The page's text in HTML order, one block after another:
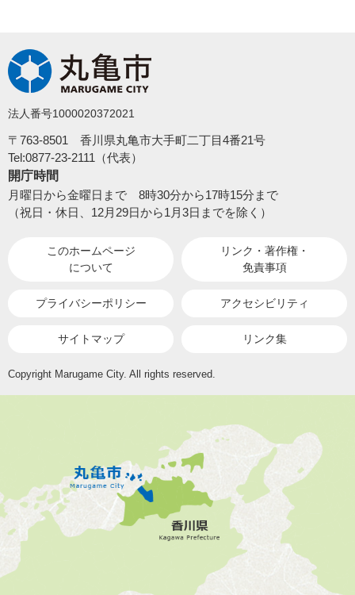
法人番号1000020372021
〒763-8501 香川県丸亀市大手町二丁目4番21号
Tel:0877-23-2111（代表）
開庁時間
月曜日から金曜日まで 8時30分から17時15分まで
（祝日・休日、12月29日から1月3日までを除く）
このホームページ
について
リンク・著作権・
免責事項
プライバシーポリシー アクセシビリティ
サイトマップ リンク集
Copyright Marugame City. All rights reserved.